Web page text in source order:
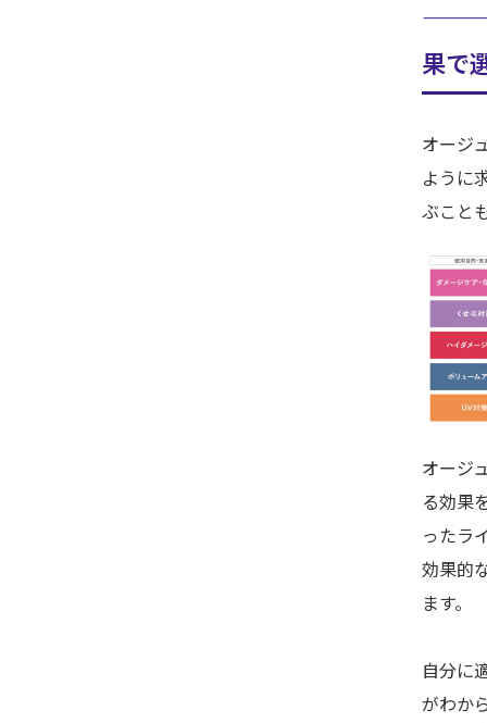
———
果で
オージ
ように
ぶこと
オージ
る効果
ったラ
効果的
ます。
自分に
がわか